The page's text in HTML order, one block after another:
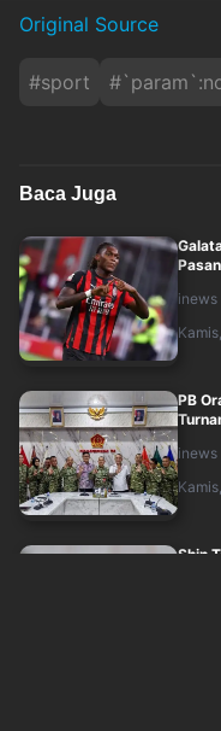
Original Source
#sport #
Baca Juga
inews
PB
inews
Shin